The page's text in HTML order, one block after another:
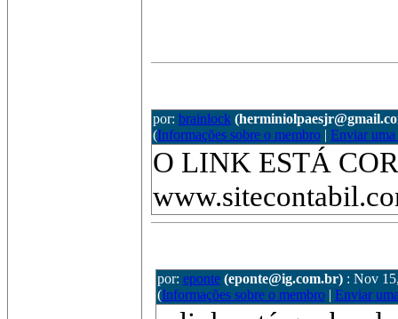
por: brainlock
(Informações sobre o membro | Enviar uma
O LINK ESTÁ
por: eponte (eponte@ig.com.br) : Nov
(Informações sobre o membro| Enviar